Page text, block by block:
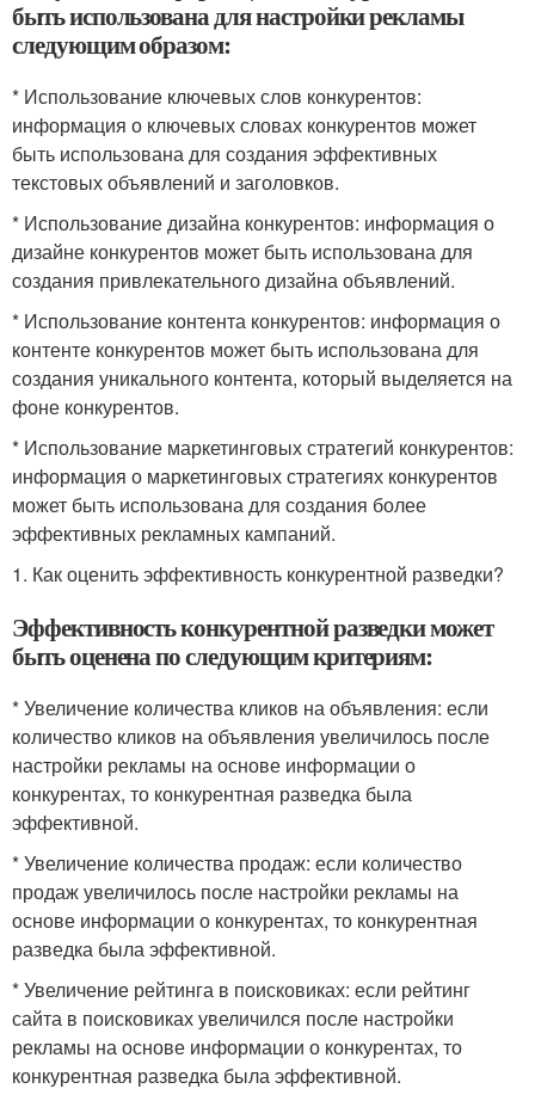
быть использована для настройки рекламы
следующим образом:
* Использование ключевых слов конкурентов:
информация о ключевых словах конкурентов может
быть использована для создания эффективных
текстовых объявлений и заголовков.
* Использование дизайна конкурентов: информация о
дизайне конкурентов может быть использована для
создания привлекательного дизайна объявлений.
* Использование контента конкурентов: информация о
контенте конкурентов может быть использована для
создания уникального контента, который выделяется на
фоне конкурентов.
* Использование маркетинговых стратегий конкурентов:
информация о маркетинговых стратегиях конкурентов
может быть использована для создания более
эффективных рекламных кампаний.
1. Как оценить эффективность конкурентной разведки?
Эффективность конкурентной разведки может
быть оценена по следующим критериям:
* Увеличение количества кликов на объявления: если
количество кликов на объявления увеличилось после
настройки рекламы на основе информации о
конкурентах, то конкурентная разведка была
эффективной.
* Увеличение количества продаж: если количество
продаж увеличилось после настройки рекламы на
основе информации о конкурентах, то конкурентная
разведка была эффективной.
* Увеличение рейтинга в поисковиках: если рейтинг
сайта в поисковиках увеличился после настройки
рекламы на основе информации о конкурентах, то
конкурентная разведка была эффективной.